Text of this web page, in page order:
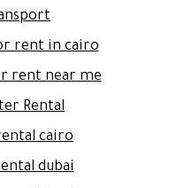
rent in cairo
rent near me
Rental
cairo
dubai